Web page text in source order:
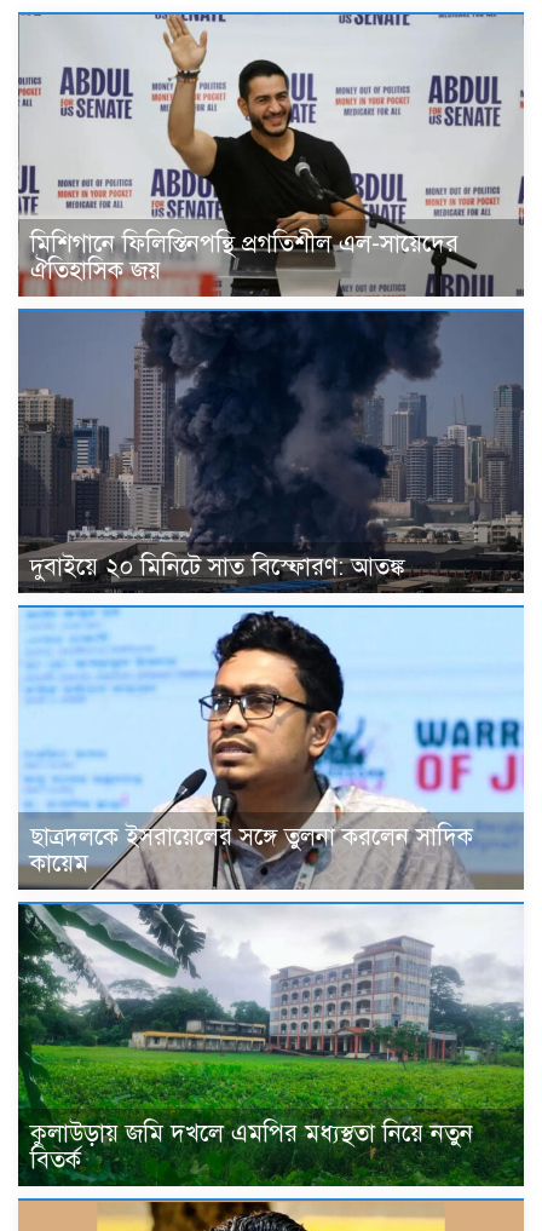
মিশিগানে ফিলিস্তিনপন্থি প্রগতিশীল এল-সায়েদের
ঐতিহাসিক জয়
দুবাইয়ে ২০ মিনিটে সাত বিস্ফোরণ: আতঙ্ক
ছাত্রদলকে ইসরায়েলের সঙ্গে তুলনা করলেন সাদিক
কায়েম
কুলাউড়ায় জমি দখলে এমপির মধ্যস্থতা নিয়ে নতুন
বিতর্ক